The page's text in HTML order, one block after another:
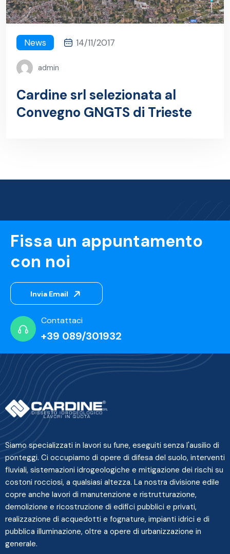
News 14/11/2017
admin
Cardine srl selezionata al
Convegno GNGTS di Trieste
Fissa un appuntamento
con noi
Invia Email
Contattaci
+39 089/301932
Siamo specializzati in lavori su fune, eseguiti senza l'ausilio di
ponteggi. Ci occupiamo di opere di difesa del suolo, interventi
fluviali, sistemazioni idrogeologiche e mitigazione dei rischi su
costoni rocciosi, a qualsiasi altezza. La nostra divisione edile
copre anche lavori di manutenzione e ristrutturazione,
demolizione e ricostruzione di edifici pubblici e privati,
realizzazione di acquedotti e fognature, impianti idrici e di
pubblica illuminazione, oltre a opere di urbanizzazione in
generale.